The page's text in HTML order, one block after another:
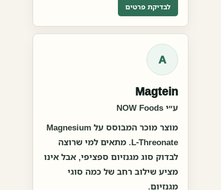
לבדיקת פרטים
A
Magtein
ע״י NOW Foods
מוצר מוכר המבוסס על Magnesium
L-Threonate. מתאים למי שרוצה
לבדוק סוג מגנזיום ספציפי, אבל אינו
מציע שילוב רחב של כמה סוגי
מגנזיום.